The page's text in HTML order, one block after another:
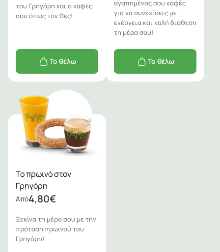
του Γρηγόρη και ο καφές
σου όπως τον θες!
Το θέλω
αγαπημένος σου καφές
για να συνεχίσεις με
ενέργεια και καλή διάθεση
τη μέρα σου!
Το θέλω
Το πρωινό στον
Γρηγόρη
Από4,80€
Ξεκίνα τη μέρα σου με την
πρόταση πρωινού του
Γρηγόρη!